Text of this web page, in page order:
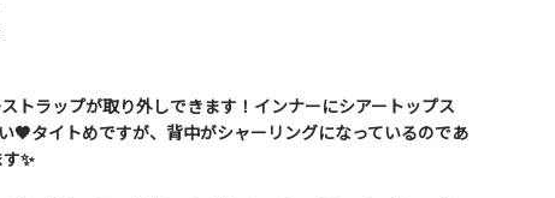
ストラップが取り外しできます！インナーにシアートップス
🖤タイトめですが、背中がシャーリングになっているのであ
✨